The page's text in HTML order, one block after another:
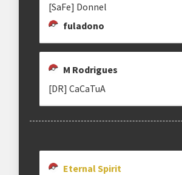
[SaFe] Donnel
fuladono
M Rodrigues
[DR] CaCaTuA
Eternal Spirit